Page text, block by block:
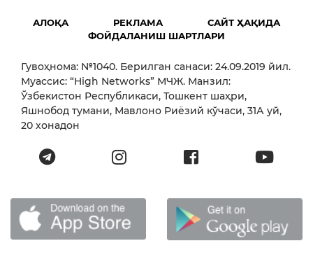
АЛОҚА РЕКЛАМА
САЙТ ҲАҚИДА
ФОЙДАЛАНИШ ШАРТЛАРИ
Гувоҳнома: №1040. Берилган санаси: 24.09.2019 йил.
Муассис: “High Networks” МЧЖ. Манзил:
Ўзбекистон Республикаси, Тошкент шаҳри,
Яшнобод тумани, Мавлоно Риёзий кўчаси, 31А уй,
20 хонадон